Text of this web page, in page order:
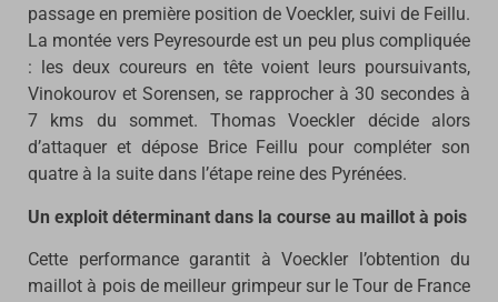
passage en première position de Voeckler, suivi de Feillu.
La montée vers Peyresourde est un peu plus compliquée
: les deux coureurs en tête voient leurs poursuivants,
Vinokourov et Sorensen, se rapprocher à 30 secondes à
7 kms du sommet. Thomas Voeckler décide alors
d’attaquer et dépose Brice Feillu pour compléter son
quatre à la suite dans l’étape reine des Pyrénées.
Un exploit déterminant dans la course au maillot à pois
Cette performance garantit à Voeckler l’obtention du
maillot à pois de meilleur grimpeur sur le Tour de France